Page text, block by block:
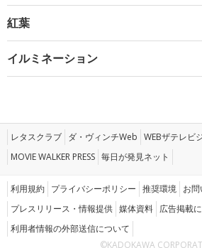
紅葉
イルミネーション
レタスクラブ ダ・ヴィンチWeb WEBザテレビ
MOVIE WALKER PRESS 毎日が発見ネット
利用規約 プライバシーポリシー 推奨環境 お
プレスリリース・情報提供 媒体資料 広告掲載
利用者情報の外部送信について
©KADOKAWA